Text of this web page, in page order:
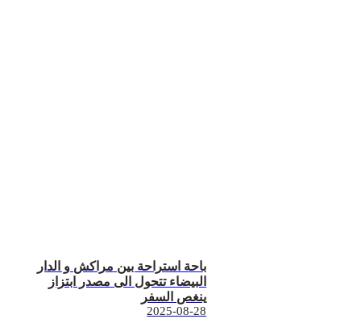
باحة استراحة بين مراكش و الدار
البيضاء تتحول الى مصدر ابتزاز
ينغص السفر
2025-08-28